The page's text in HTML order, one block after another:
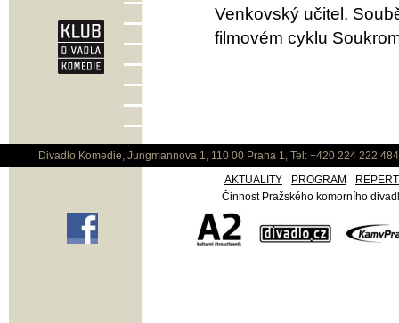
Venkovský učitel.
filmovém cyklu
Divadlo Komedie, Jungmannova 1, 110 00 Praha 1, Tel: +420 224 222
AKTUALITY
PROGRAM
Činnost Pražského komorního